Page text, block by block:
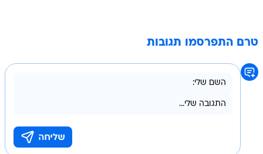
טרם התפרסמו תגובות